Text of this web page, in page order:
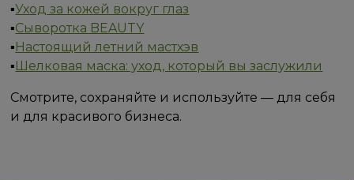
▪️Уход за кожей вокруг глаз
▪️Сыворотка BEAUTY
▪️Настоящий летний мастхэв
▪️Шелковая маска: уход, который вы заслужили
Смотрите, сохраняйте и используйте — для себя
и для красивого бизнеса.